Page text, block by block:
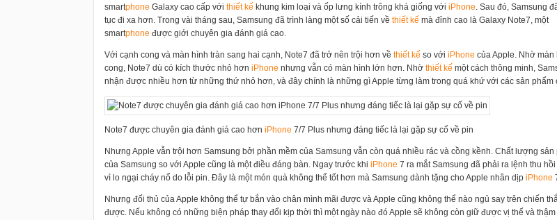
smartphone Galaxy cao cấp với thiết kế khung kim loại và ốp lưng kính trông khá giống với i Phone. Sau đó, Samsung
tục đi xa hơn. Trong vài tháng sau, Samsung đã trình làng một số cải tiến về thiết kế mà đỉnh cao là Galaxy Note7, một
smartphone được giới chuyên gia đánh giá cao.
Với cạnh cong và màn hình tràn sang hai cạnh, Note7 đã trở nên trội hơn về thiết kế so với i Phone của Apple. Nhờ màn
cong, Note7 dù có kích thước nhỏ hơn i Phone nhưng vẫn có màn hình lớn hơn. Nhờ thiết kế một cách thông minh,
nhận được nhiều hơn từ những thứ nhỏ hơn, và đây chính là những gì Apple từng làm trong quá khứ với các sản phẩm
Note7 được chuyên gia đánh giá cao hơn i Phone 7/7 Plus nhưng đáng tiếc là lại gặp sự cố về pin
Nhưng Apple vẫn trội hơn Samsung bởi phần mềm của Samsung vẫn còn quá nhiều rác và cồng kềnh. Chất lượng sản
của Samsung so với Apple cũng là một điều đáng bàn. Ngay trước khi i Phone 7 ra mắt Samsung đã phải ra lệnh thu hồi
vì lo ngại cháy nổ do lỗi pin. Đây là một món quà không thể tốt hơn mà Samsung dành tặng cho Apple nhân dịp i Phone
Nhưng đối thủ của Apple không thể tự bắn vào chân mình mãi được và Apple cũng không thể nào ngủ say trên chiến
được. Nếu không có những biện pháp thay đổi kịp thời thì một ngày nào đó Apple sẽ không còn giữ được vị thế và